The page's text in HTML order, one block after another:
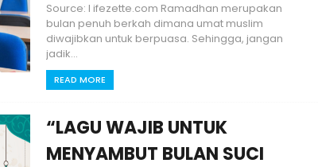
Source: l ifezette.com Ramadhan merupakan
bulan penuh berkah dimana umat muslim
diwajibkan untuk berpuasa. Sehingga, jangan
jadik...
READ MORE
“LAGU WAJIB UNTUK
MENYAMBUT BULAN SUCI